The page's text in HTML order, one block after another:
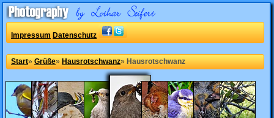
Impressum Datenschutz
Start» Grüße» Hausrotschwanz» Hausrotschwanz